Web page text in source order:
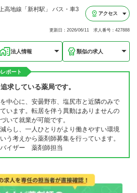
高地線「新村駅」 バス・車3
アクセス
更新日：2026/06/11 求人番号：427888
法人情報 類似の求人
ポート
求している薬局です。
中心に、安曇野市、塩尻市と近隣のみで
います。転居を伴う異動はありませんの
いて就業が可能です。
らし、一人ひとりがより働きやすい環境
う考えから薬剤師募集を行っています。
イザー 薬剤師担当